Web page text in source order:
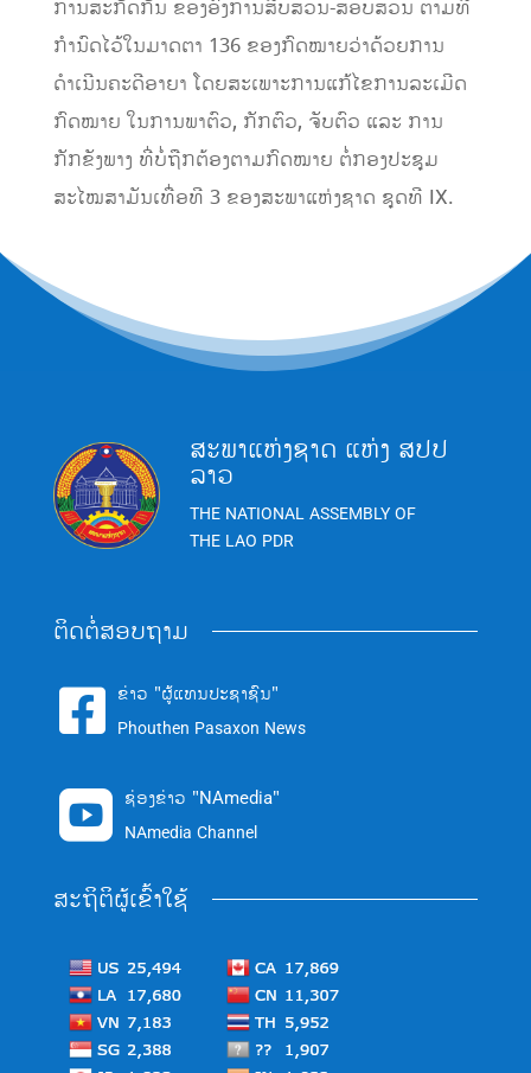
ການສະກັດກັ້ນ ຂອງອົງການສືບສວນ-ສອບສວນ ຕາມທີ່
ກຳນົດໄວ້ໃນມາດຕາ 136 ຂອງກົດໝາຍວ່າດ້ວຍການ
ດຳເນີນຄະດີອາຍາ ໂດຍສະເພາະການແກ້ໄຂການລະເມີດ
ກົດໝາຍ ໃນການພາຕົວ, ກັກຕົວ, ຈັບຕົວ ແລະ ການ
ກັກຂັງພາງ ທີ່ບໍ່ຖືກຕ້ອງຕາມກົດໝາຍ ຕໍ່ກອງປະຊຸມ
ສະໄໝສາມັນເທື່ອທີ 3 ຂອງສະພາແຫ່ງຊາດ ຊຸດທີ IX.
ສະພາແຫ່ງຊາດ ແຫ່ງ ສປປ
ລາວ
THE NATIONAL ASSEMBLY OF
THE LAO PDR
ຕິດຕໍ່ສອບຖາມ
 ຂ່າວ "ຜູ້ແທນປະຊາຊົນ"
Phouthen Pasaxon News
 ຊ່ອງຂ່າວ "NAmedia"
NAmedia Channel
ສະຖິຕິຜູ້ເຂົ້າໃຊ້